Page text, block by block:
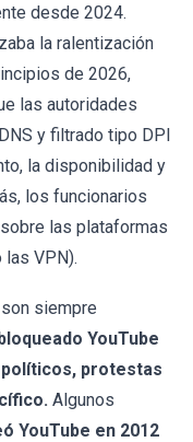
desde 2024.
la ralentización
de 2026,
las autoridades
y filtrado tipo DPI
la disponibilidad y
los funcionarios
las plataformas
VPN).
siempre
YouTube
protestas
Algunos
YouTube en 2012